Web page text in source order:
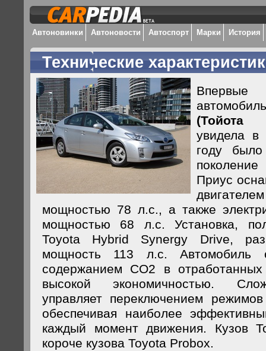
Автоновинки Автоновости Автоспорт Марки История
Технические
(Тойота
увидела
году
Приус
мощностью 78 л.с., а также
мощностью 68 л.с. Установка,
Toyota Hybrid Synergy Drive,
мощность 113 л.с. Автомобиль
содержанием СО2 в
высокой экономичностью.
управляет переключением
обеспечивая наиболее
каждый момент движения. Кузов
короче кузова Toyota Probox.